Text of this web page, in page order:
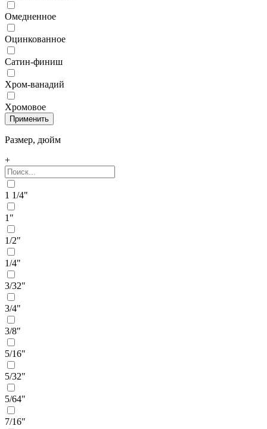
Омедненное
Оцинкованное
Сатин-финиш
Хром-ванадий
Хромовое
Размер, дюйм
+
1 1/4"
1"
1/2"
1/4"
3/32"
3/4"
3/8"
5/16"
5/32"
5/64"
7/16"